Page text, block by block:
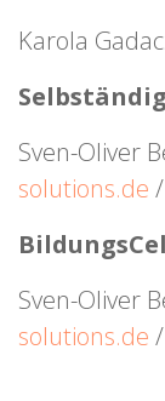
Karola
Sven-Oliver
solutions.de
Sven-Oliver
solutions.de